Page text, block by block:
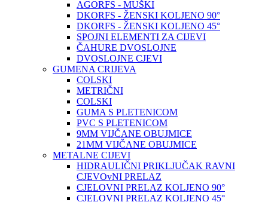
AGORFS - MUŠKI
DKORFS - ŽENSKI KOLJENO 90°
DKORFS - ŽENSKI KOLJENO 45°
SPOJNI ELEMENTI ZA CIJEVI
ČAHURE DVOSLOJNE
DVOSLOJNE CJEVI
GUMENA CRIJEVA
COLSKI
METRIČNI
COLSKI
GUMA S PLETENICOM
PVC S PLETENICOM
9MM VIJČANE OBUJMICE
21MM VIJČANE OBUJMICE
METALNE CIJEVI
HIDRAULIČNI PRIKLJUČAK RAVNI
CJEVOvNI PRELAZ
CJELOVNI PRELAZ KOLJENO 90°
CJELOVNI PRELAZ KOLJENO 45°